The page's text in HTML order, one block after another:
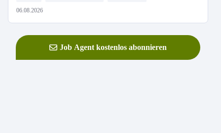
06.08.2026
Job Agent kostenlos abonnieren